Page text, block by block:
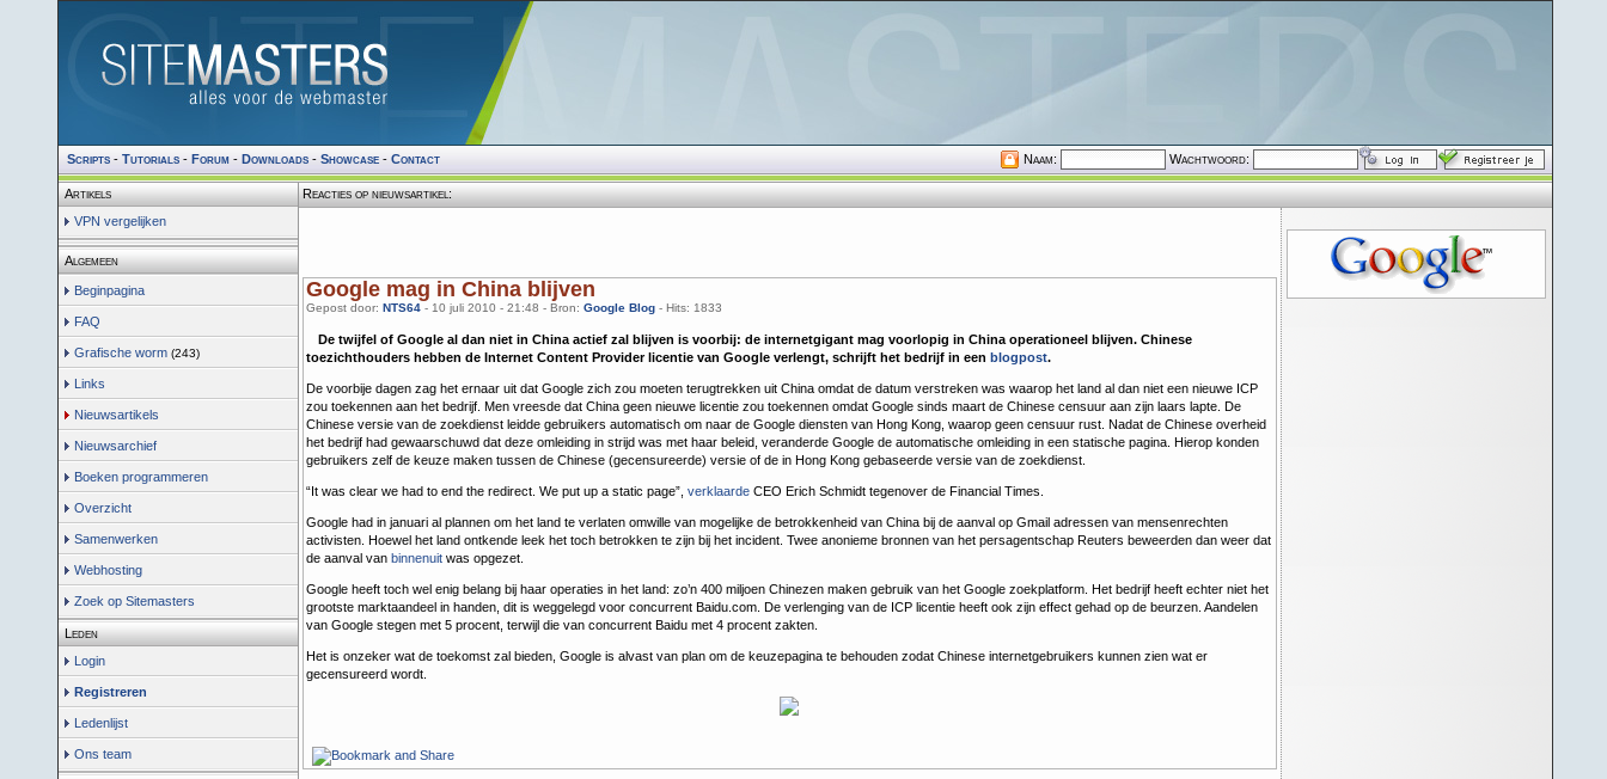
Scripts- Tutorials- Forum- Downloads- Showcase- Contact Naam: Wachtwoord:
Artikels
VPN vergelijken
Algemeen
Beginpagina
FAQ
Grafische worm (243)
Links
Nieuwsartikels
Nieuwsarchief
Boeken programmeren
Overzicht
Samenwerken
Webhosting
Zoek op Sitemasters
Leden
Login
Registreren
Ledenlijst
Ons team
Reacties op nieuwsartikel:
Google mag in China blijven
Gepost door: NTS64- 10 juli 2010 - 21:48 - Bron: Google Blog- Hits: 1833
De twijfel of Google al dan niet in China actief zal blijven is voorbij: de internetgigant mag voorlopig in China operationeel blijven. Chinese
toezichthouders hebben de Internet Content Provider licentie van Google verlengt, schrijft het bedrijf in een blogpost.
De voorbije dagen zag het ernaar uit dat Google zich zou moeten terugtrekken uit China omdat de datum verstreken was waarop het land al dan niet een nieuwe ICP
zou toekennen aan het bedrijf. Men vreesde dat China geen nieuwe licentie zou toekennen omdat Google sinds maart de Chinese censuur aan zijn laars lapte. De
Chinese versie van de zoekdienst leidde gebruikers automatisch om naar de Google diensten van Hong Kong, waarop geen censuur rust. Nadat de Chinese overheid
het bedrijf had gewaarschuwd dat deze omleiding in strijd was met haar beleid, veranderde Google de automatische omleiding in een statische pagina. Hierop konden
gebruikers zelf de keuze maken tussen de Chinese (gecensureerde) versie of de in Hong Kong gebaseerde versie van de zoekdienst.
“It was clear we had to end the redirect. We put up a static page”, verklaardeCEO Erich Schmidt tegenover de Financial Times.
Google had in januari al plannen om het land te verlaten omwille van mogelijke de betrokkenheid van China bij de aanval op Gmail adressen van mensenrechten
activisten. Hoewel het land ontkende leek het toch betrokken te zijn bij het incident. Twee anonieme bronnen van het persagentschap Reuters beweerden dan weer dat
de aanval van binnenuitwas opgezet.
Google heeft toch wel enig belang bij haar operaties in het land: zo’n 400 miljoen Chinezen maken gebruik van het Google zoekplatform. Het bedrijf heeft echter niet het
grootste marktaandeel in handen, dit is weggelegd voor concurrent Baidu.com. De verlenging van de ICP licentie heeft ook zijn effect gehad op de beurzen. Aandelen
van Google stegen met 5 procent, terwijl die van concurrent Baidu met 4 procent zakten.
Het is onzeker wat de toekomst zal bieden, Google is alvast van plan om de keuzepagina te behouden zodat Chinese internetgebruikers kunnen zien wat er
gecensureerd wordt.